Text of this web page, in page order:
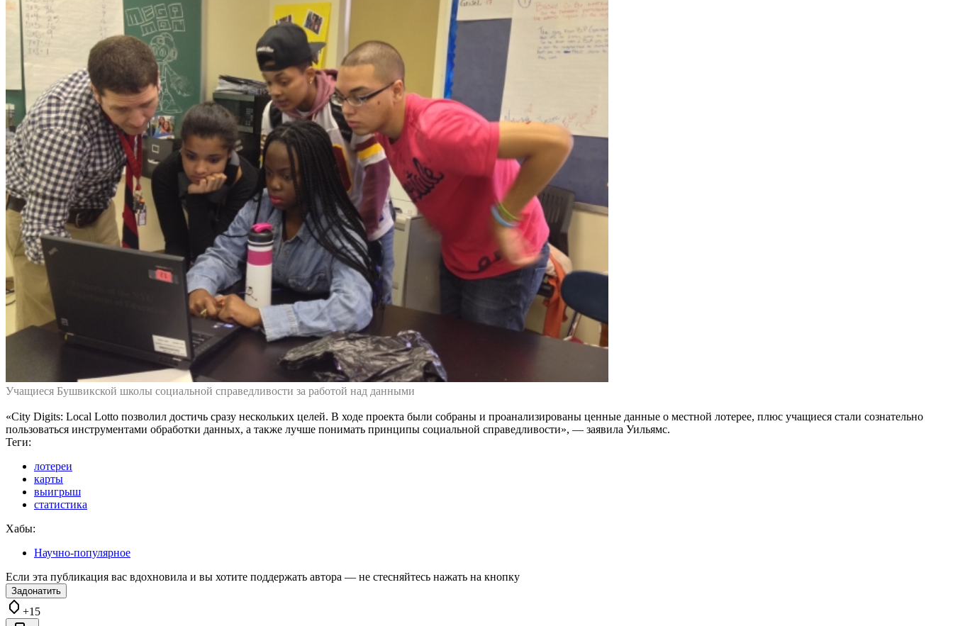
Учащиеся Бушвикской школы социальной справедливости за работой над данными
«City Digits: Local Lotto позволил достичь сразу нескольких целей. В ходе проекта были собраны и проанализированы ценные данные о местной лотерее, плюс учащиеся стали сознательно
пользоваться инструментами обработки данных, а также лучше понимать принципы социальной справедливости», — заявила Уильямс.
Теги:
лотереи
карты
выигрыш
статистика
Хабы:
Научно-популярное
Если эта публикация вас вдохновила и вы хотите поддержать автора — не стесняйтесь нажать на кнопку
Задонатить
+15